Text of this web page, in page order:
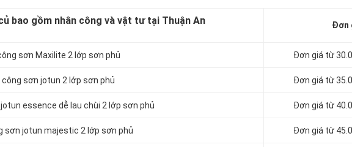
bao gồm nhân công và vật tư tại Thuận An Đơn
sơn Maxilite 2 lớp sơn phủ Đơn giá từ
công sơn jotun 2 lớp sơn phủ Đơn giá từ
essence dễ lau chùi 2 lớp sơn phủ Đơn giá từ
sơn jotun majestic 2 lớp sơn phủ Đơn giá từ